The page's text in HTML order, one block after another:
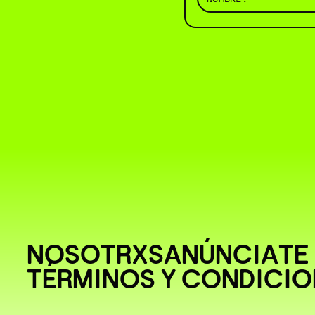
NOSOTRXSANÚNCIATE
TÉRMINOS Y